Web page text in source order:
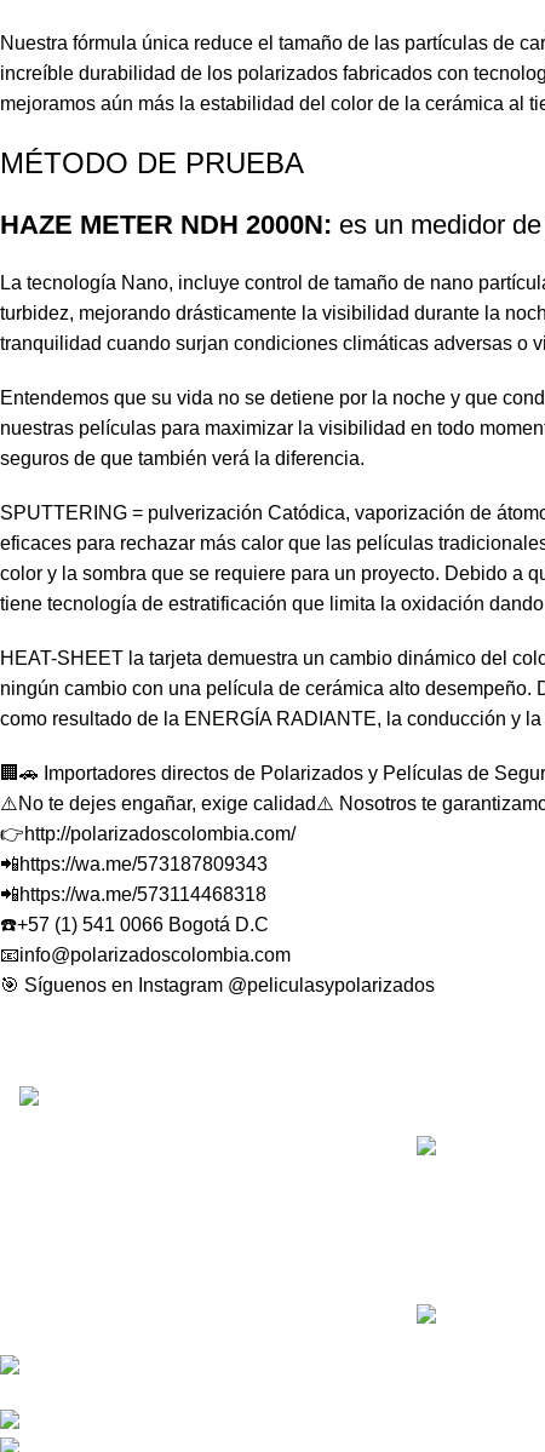
Nuestra fórmula única reduce el tamaño de las partículas de
increíble durabilidad de los polarizados fabricados con
mejoramos aún más la estabilidad del color de la cerámica al
MÉTODO DE PRUEBA
HAZE METER NDH 2000N: es un medidor
La tecnología Nano, incluye control de tamaño de nano
turbidez, mejorando drásticamente la visibilidad durante la
tranquilidad cuando surjan condiciones climáticas adversas o
Entendemos que su vida no se detiene por la noche y que
nuestras películas para maximizar la visibilidad en todo
seguros de que también verá la diferencia.
SPUTTERING = pulverización Catódica, vaporización de
eficaces para rechazar más calor que las películas
color y la sombra que se requiere para un proyecto. Debido a
tiene tecnología de estratificación que limita la oxidación
HEAT-SHEET la tarjeta demuestra un cambio dinámico del
ningún cambio con una película de cerámica alto
como resultado de la ENERGÍA RADIANTE, la conducción y
🏢🚗 Importadores directos de Polarizados y Películas de
⚠️No te dejes engañar, exige calidad⚠️ Nosotros te
👉http://polarizadoscolombia.com/
📲https://wa.me/573187809343
📲https://wa.me/573114468318
☎️+57 (1) 541 0066 Bogotá D.C
📧info@polarizadoscolombia.com
🎯 Síguenos en Instagram @peliculasypolarizados